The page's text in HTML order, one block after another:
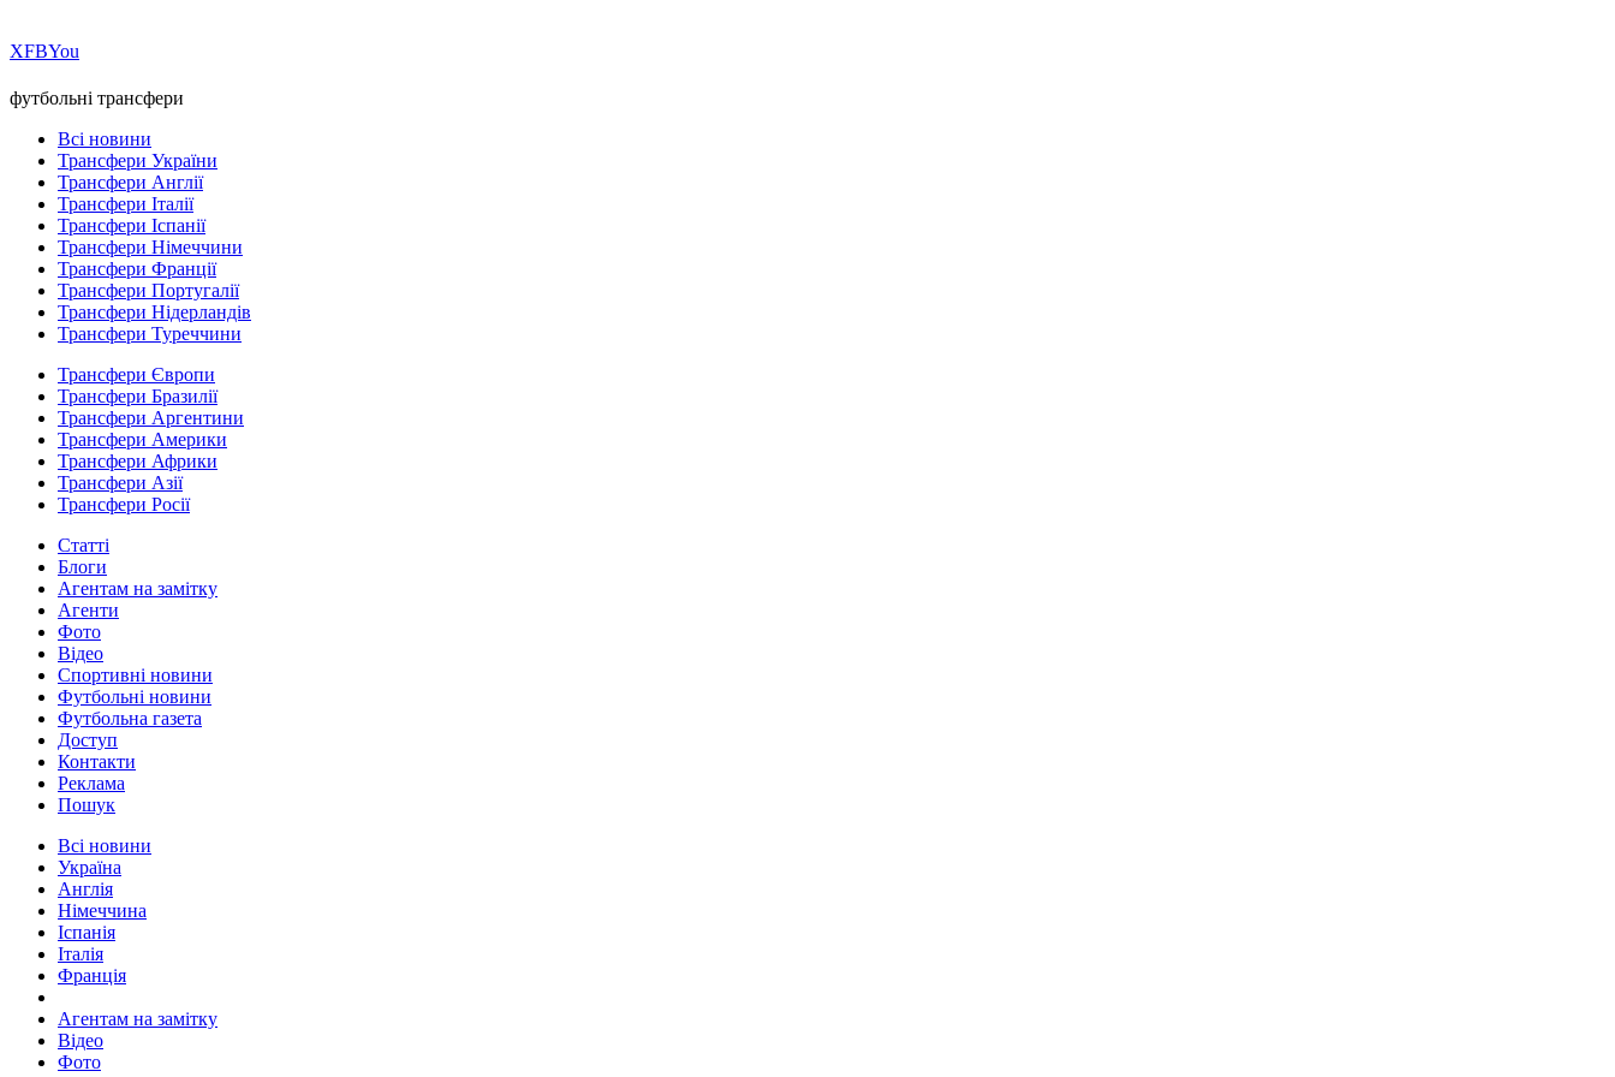
ХFBYou
футбольні трансфери
Всі новини
Трансфери України
Трансфери Англії
Трансфери Італії
Трансфери Іспанії
Трансфери Німеччини
Трансфери Франції
Трансфери Португалії
Трансфери Нідерландів
Трансфери Туреччини
Трансфери Європи
Трансфери Бразилії
Трансфери Аргентини
Трансфери Америки
Трансфери Африки
Трансфери Азії
Трансфери Росії
Статті
Блоги
Агентам на замітку
Агенти
Фото
Відео
Спортивні новини
Футбольні новини
Футбольна газета
Доступ
Контакти
Реклама
Пошук
Всі новини
Україна
Англія
Німеччина
Іспанія
Італія
Франція
Агентам на замітку
Відео
Фото